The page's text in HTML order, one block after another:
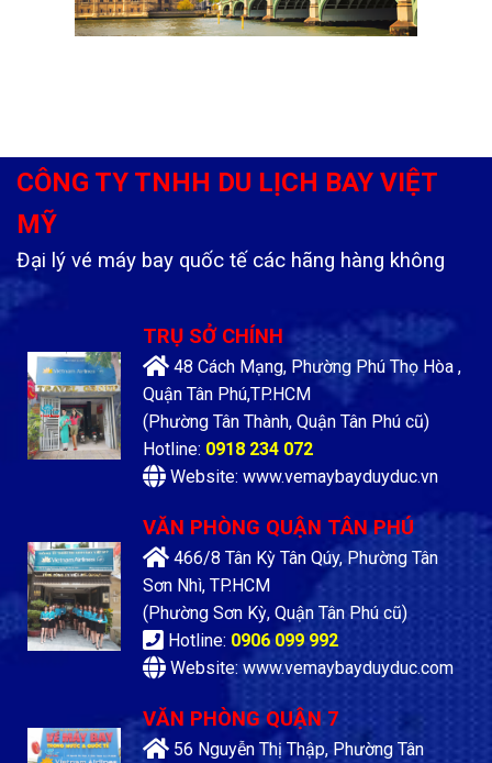
CÔNG TY TNHH DU LỊCH BAY VIỆT
MỸ
Đại lý vé máy bay quốc tế các hãng hàng không
TRỤ SỞ CHÍNH
48 Cách Mạng, Phường Phú Thọ Hòa ,
Quận Tân Phú,TP.HCM
(Phường Tân Thành, Quận Tân Phú cũ)
Hotline: 0918 234 072
Website: www.vemaybayduyduc.vn
VĂN PHÒNG QUẬN TÂN PHÚ
466/8 Tân Kỳ Tân Qúy, Phường Tân
Sơn Nhì, TP.HCM
(Phường Sơn Kỳ, Quận Tân Phú cũ)
Hotline: 0906 099 992
Website: www.vemaybayduyduc.com
VĂN PHÒNG QUẬN 7
56 Nguyễn Thị Thập, Phường Tân